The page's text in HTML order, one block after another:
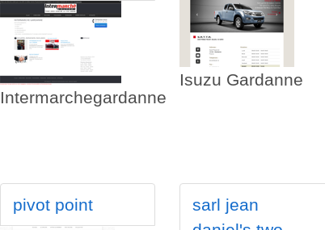
Intermarchegardanne
Isuzu Gardanne
pivot point
sarl jean